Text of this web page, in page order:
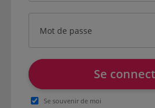
Mot de passe
Se
Se souvenir de moi